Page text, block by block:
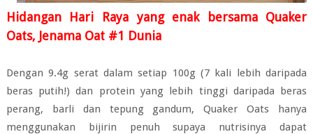
Hidangan Hari Raya yang enak bersama Quaker
Oats, Jenama Oat #1 Dunia
Dengan 9.4g serat dalam setiap 100g (7 kali lebih daripada
beras putih!) dan protein yang lebih tinggi daripada beras
perang, barli dan tepung gandum, Quaker Oats hanya
menggunakan bijirin penuh supaya nutrisinya dapat